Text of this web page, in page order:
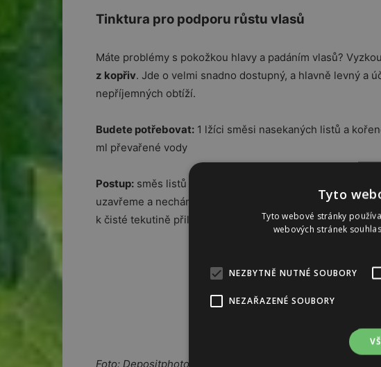
Tinktura pro podporu růstu vlasů
Máte problémy s pokožkou hlavy a padáním vlasů?
z kopřiv. Jde o velmi snadno dostupný, a hlavně levný a
nepříjemných obtíží.
Budete potřebovat: 1 lžíci směsi nasekaných listů a
ml převařené vody
Postup: směs listů a kořene nasypeme do menší
uzavřeme a necháme na slunci 14 dní odpočinout. Směs
k čisté tekutině přilijeme 250 ml vody. Roztokem
Foto: Depositphotos, zdroj: Rostliny v domácí lékárně
Tyto
Tyto webové stránky
webových stránek
NEZBYTNĚ NUTNÉ SOUBORY
NEZAŘAZENÉ SOUBORY